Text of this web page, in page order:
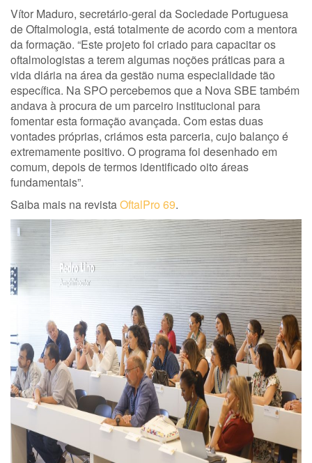
Vítor Maduro, secretário-geral da Sociedade Portuguesa
de Oftalmologia, está totalmente de acordo com a mentora
da formação. “Este projeto foi criado para capacitar os
oftalmologistas a terem algumas noções práticas para a
vida diária na área da gestão numa especialidade tão
específica. Na SPO percebemos que a Nova SBE também
andava à procura de um parceiro institucional para
fomentar esta formação avançada. Com estas duas
vontades próprias, criámos esta parceria, cujo balanço é
extremamente positivo. O programa foi desenhado em
comum, depois de termos identificado oito áreas
fundamentais”.
Saiba mais na revistaOftalPro 69.